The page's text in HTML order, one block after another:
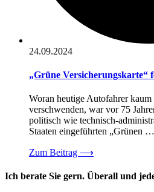
24.09.2024
„Grüne Versicherungskarte“
Woran heutige Autofahrer
verschwenden, war vor 75
politisch wie technisch-
Staaten eingeführten „Grünen …
Zum Beitrag ⟶
Ich berate Sie gern. Überall und